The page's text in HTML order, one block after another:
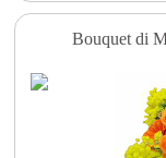
Bouquet di